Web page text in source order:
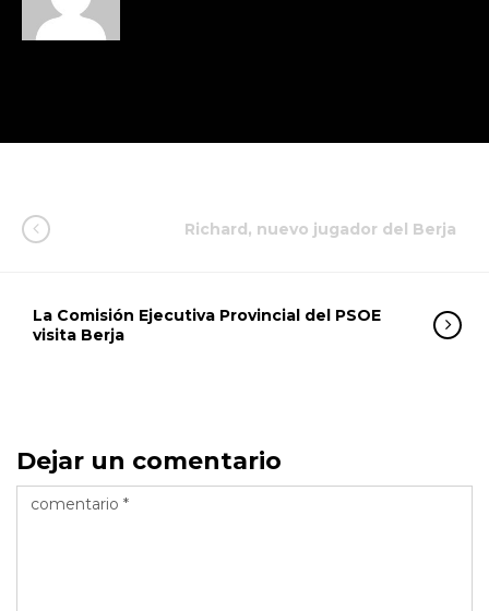
Richard, nuevo jugador del Berja
La Comisión Ejecutiva Provincial del PSOE
visita Berja
Dejar un comentario